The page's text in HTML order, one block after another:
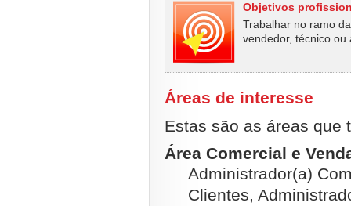
Objetivos
Trabalhar no ramo
vendedor, técnico ou
Áreas de interesse
Estas são as áreas que
Área Comercial e
Administrador(a)
Clientes,